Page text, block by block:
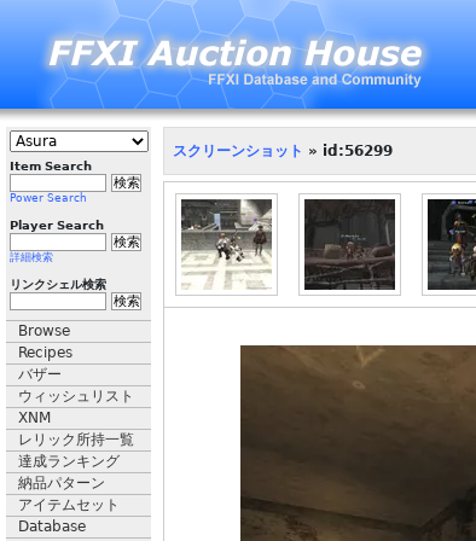
Item Search
Power Search
Player Search
詳細検索
リンクシェル検索
Browse
Recipes
バザー
ウィッシュリスト
XNM
レリック所持一覧
達成ランキング
納品パターン
アイテムセット
Database
スクリーンショット » id:56299